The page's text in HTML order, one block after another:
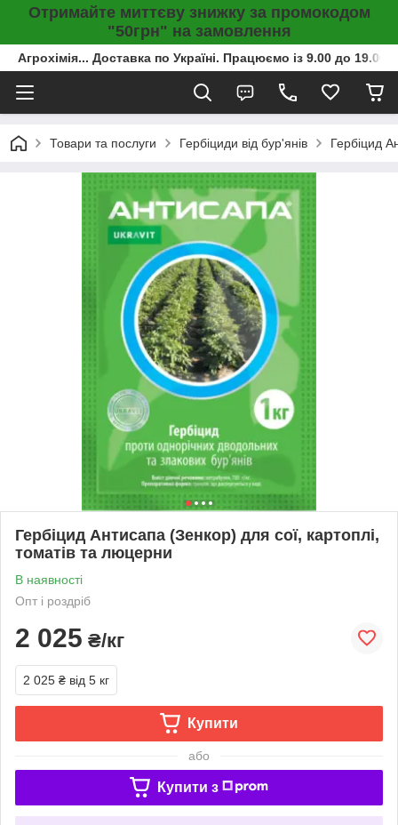
Отримайте миттєву знижку за промокодом
"50грн" на замовлення
Агрохімія... Доставка по Україні. Працюємо із 9.00 до
Товари та послуги Гербіциди від бур'янів Гербіцид
Гербіцид Антисапа (Зенкор) для сої, картоплі,
томатів та люцерни
В наявності
Опт і роздріб
2 025 ₴/кг
2 025 ₴ від 5 кг
Купити
або
Купити з